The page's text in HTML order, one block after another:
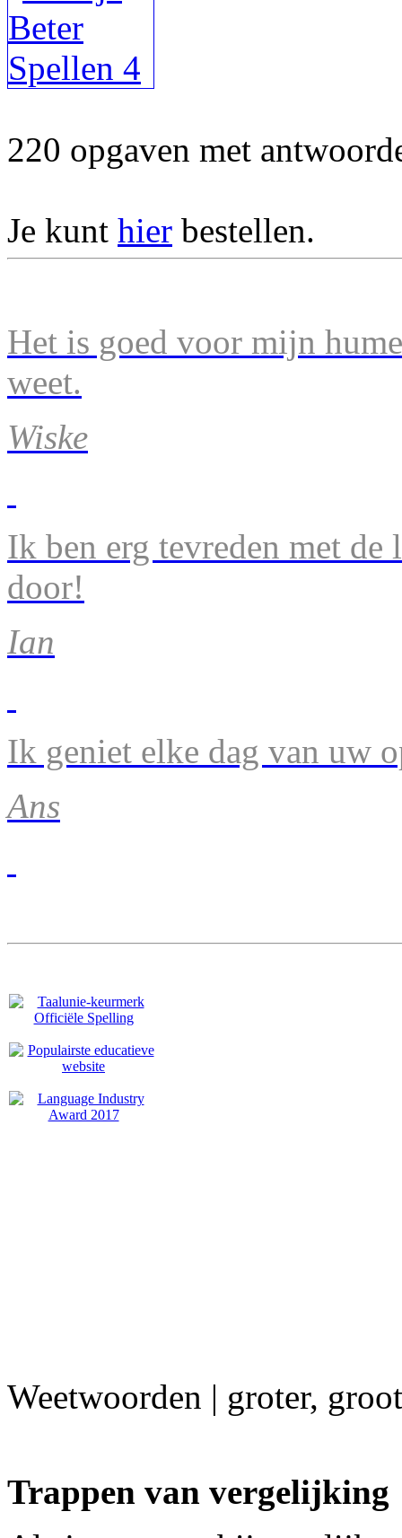
220 opgaven met
Je kunt hier bestellen.
Het is goed voor mijn
weet.
Wiske
Ik ben erg tevreden met de
door!
Ian
Ik geniet elke dag van uw
Ans
Weetwoorden | groter,
Trappen van vergelijking